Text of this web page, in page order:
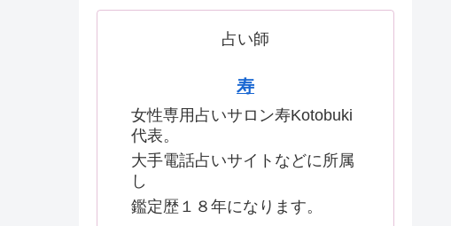
占い師
寿
女性専用占いサロン寿Kotobuki
代表。
大手電話占いサイトなどに所属
し
鑑定歴１８年になります。